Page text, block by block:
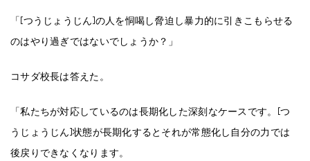
「[つうじょうじん]の人を恫喝し脅迫し暴力的に引きこもらせる
のはやり過ぎではないでしょうか？」
コサダ校長は答えた。
「私たちが対応しているのは長期化した深刻なケースです。[つ
うじょうじん]状態が長期化するとそれが常態化し自分の力では
後戻りできなくなります。